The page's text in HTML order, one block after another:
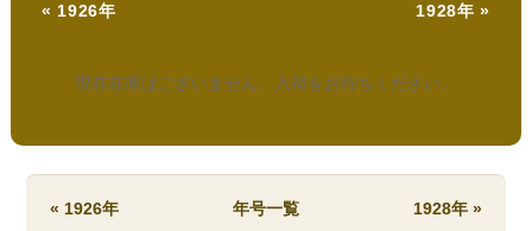
« 1926年 1928年 »
現在在庫はございません。入荷をお待ちください。
« 1926年 年号一覧 1928年 »